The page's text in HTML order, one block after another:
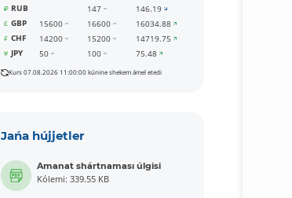
RUB
147
146.19
GBP
15600 16600
16034.88
CHF
14200 15200
14719.75
JPY
50 100 75.48
Kurs 07.08.2026 11:00:00 kúnine shekem ámel etedi
Jańa hújjetler
Amanat shártnaması úlgisi
Kólemi: 339.55 KB